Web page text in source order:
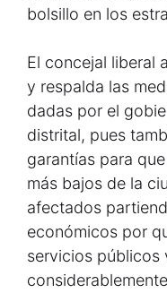
bolsillo en los
El concejal liberal
y respalda las
dadas por el
distrital, pues
garantías para
más bajos de la
afectados
económicos por
servicios públicos